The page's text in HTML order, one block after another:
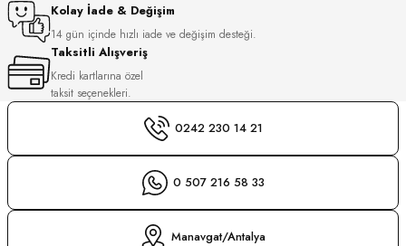
Kolay İade & Değişim
14 gün içinde hızlı iade ve değişim desteği.
Taksitli Alışveriş
Kredi kartlarına özel
taksit seçenekleri.
0242 230 14 21
0 507 216 58 33
Manavgat/Antalya